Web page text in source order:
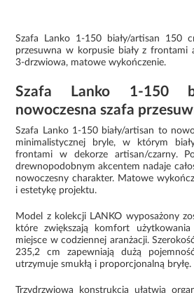
Szafa Lanko 1-150 biały/artisan 150
przesuwna w korpusie biały z frontami
3-drzwiowa, matowe wykończenie.
Szafa Lanko 1-150
nowoczesna szafa
Szafa Lanko 1-150 biały/artisan to
minimalistycznej bryle, w którym
frontami w dekorze artisan/czarny.
drewnopodobnym akcentem nadaje
nowoczesny charakter. Matowe
i estetykę projektu.
Model z kolekcji LANKO wyposażony
które zwiększają komfort użytkowania
miejsce w codziennej aranżacji.
235,2 cm zapewniają dużą
utrzymuje smukłą i proporcjonalną bryłę.
Trzydrzwiowa konstrukcja ułatwia